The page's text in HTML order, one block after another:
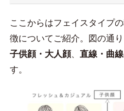
ここからはフェイスタイプ
徴についてご紹介。図の通
子供顔・大人顔、 直線・曲線
す。